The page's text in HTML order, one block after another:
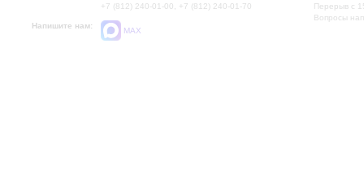
+7 (812) 240-01-00, +7 (812) 240-01-70
Напишите нам:
MAX
Перерыв с
Вопросы